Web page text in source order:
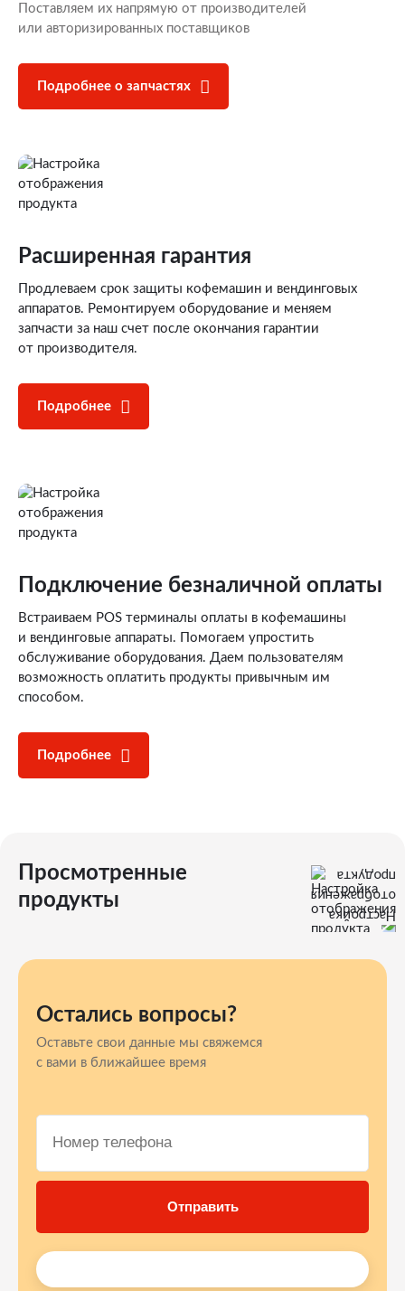
Поставляем их напрямую от производителей
или авторизированных поставщиков
Подробнее о запчастях
Расширенная гарантия
Продлеваем срок защиты кофемашин и вендинговых
аппаратов. Ремонтируем оборудование и меняем
запчасти за наш счет после окончания гарантии
от производителя.
Подробнее
Подключение безналичной оплаты
Встраиваем POS терминалы оплаты в кофемашины
и вендинговые аппараты. Помогаем упростить
обслуживание оборудования. Даем пользователям
возможность оплатить продукты привычным им
способом.
Подробнее
Просмотренные
продукты
Остались вопросы?
Оставьте свои данные мы свяжемся
с вами в ближайшее время